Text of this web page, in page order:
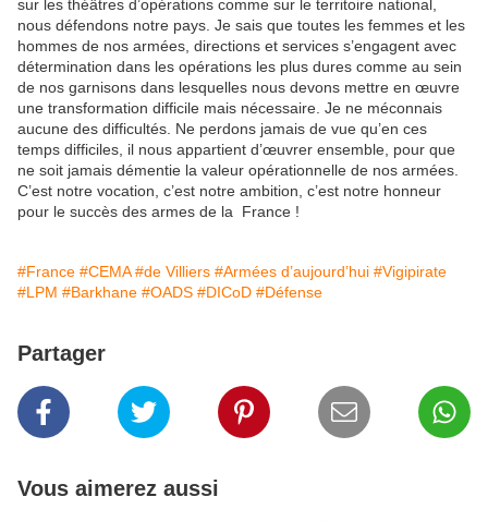
sur les théâtres d’opérations comme sur le territoire national,
nous défendons notre pays. Je sais que toutes les femmes et les
hommes de nos armées, directions et services s’engagent avec
détermination dans les opérations les plus dures comme au sein
de nos garnisons dans lesquelles nous devons mettre en œuvre
une transformation difficile mais nécessaire. Je ne méconnais
aucune des difficultés. Ne perdons jamais de vue qu’en ces
temps difficiles, il nous appartient d’œuvrer ensemble, pour que
ne soit jamais démentie la valeur opérationnelle de nos armées.
C’est notre vocation, c’est notre ambition, c’est notre honneur
pour le succès des armes de la France !
#France #CEMA #de Villiers #Armées d’aujourd’hui #Vigipirate
#LPM #Barkhane #OADS #DICoD #Défense
Partager
Vous aimerez aussi